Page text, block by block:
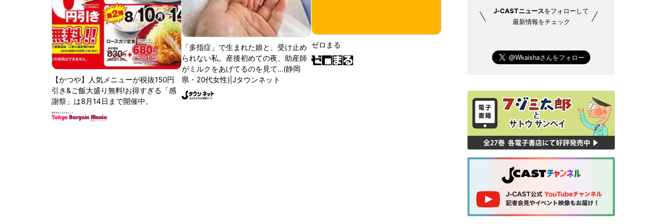
【かつや】人気メニューが税抜150円
引き&ご飯大盛り無料!お得すぎる「感
謝祭」は8月14日まで開催中。
「多指症」で生まれた娘と、受け止め
られない私。産後初めての夜、助産師
がミルクをあげてるのを見て...(静岡
県・20代女性)|Jタウンネット
ゼロまる
J-CASTニュースをフォローして
最新情報をチェック